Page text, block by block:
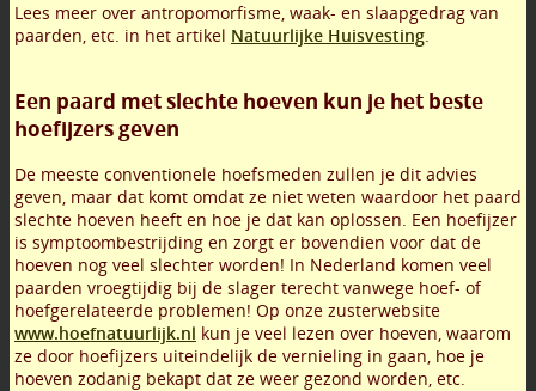
Lees meer over antropomorfisme, waak- en slaapgedrag van
paarden, etc. in het artikel Natuurlijke Huisvesting.
Een paard met slechte hoeven kun je het beste
hoefijzers geven
De meeste conventionele hoefsmeden zullen je dit advies
geven, maar dat komt omdat ze niet weten waardoor het paard
slechte hoeven heeft en hoe je dat kan oplossen. Een hoefijzer
is symptoombestrijding en zorgt er bovendien voor dat de
hoeven nog veel slechter worden! In Nederland komen veel
paarden vroegtijdig bij de slager terecht vanwege hoef- of
hoefgerelateerde problemen! Op onze zusterwebsite
www.hoefnatuurlijk.nl kun je veel lezen over hoeven, waarom
ze door hoefijzers uiteindelijk de vernieling in gaan, hoe je
hoeven zodanig bekapt dat ze weer gezond worden, etc.